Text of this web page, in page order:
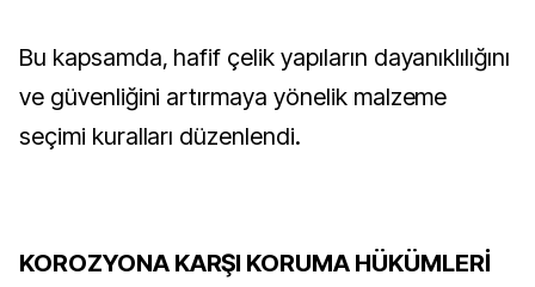
Bu kapsamda, hafif çelik yapıların dayanıklılığını
ve güvenliğini artırmaya yönelik malzeme
seçimi kuralları düzenlendi.
KOROZYONA KARŞI KORUMA HÜKÜMLERİ